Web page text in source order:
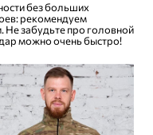
без больших
рекомендуем
Не забудьте про головной
можно очень быстро!